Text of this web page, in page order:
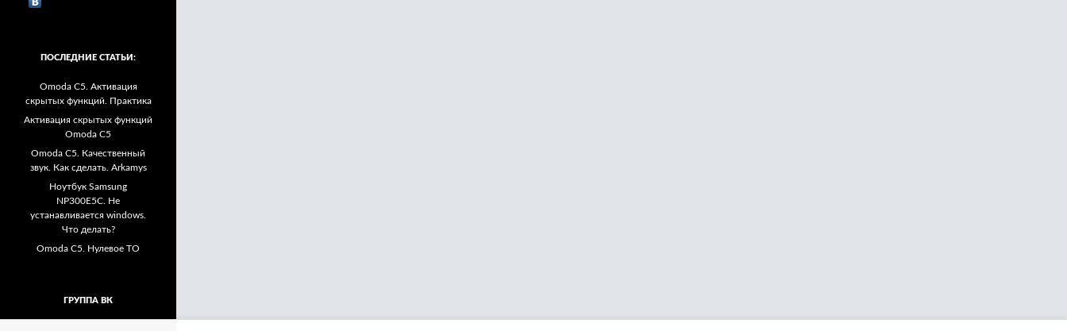
ПОСЛЕДНИЕ СТАТЬИ:
Omoda C5. Активация
скрытых функций. Практика
Активация скрытых функций
Omoda C5
Omoda C5. Качественный
звук. Как сделать. Arkamys
Ноутбук Samsung
NP300E5C. Не
устанавливается windows.
Что делать?
Omoda C5. Нулевое ТО
ГРУППА ВК